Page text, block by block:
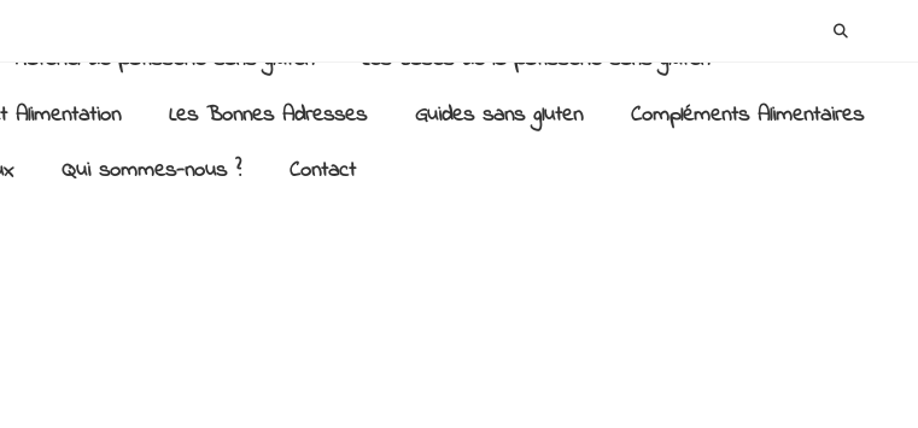
Matériel de pâtisserie sans gluten
Les bases de la pâtisserie sans gluten
Alimentation Les Bonnes Adresses Guides sans gluten
Compléments Alimentaires
Qui sommes-nous ? Contact